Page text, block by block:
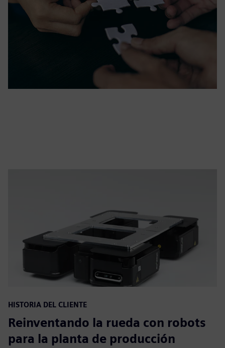
HISTORIA DEL CLIENTE
Reinventando la rueda con robots
para la planta de producción